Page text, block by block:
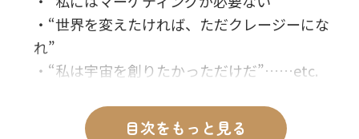
・“世界を変えたければ、ただクレージーにな
れ”
・“私は宇宙を創りたかっただけだ”……etc.
目次をもっと見る